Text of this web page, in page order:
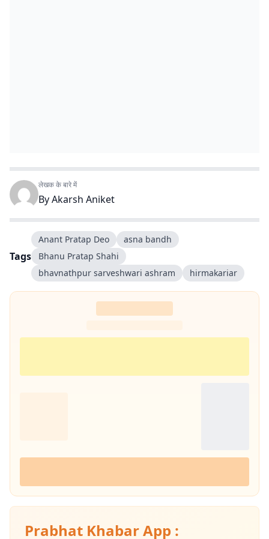
लेखक के बारे में
ByAkarsh Aniket
Tags
Anant Pratap Deo
asna bandh
Bhanu Pratap Shahi
bhavnathpur sarveshwari ashram
hirmakariar
Prabhat Khabar App :